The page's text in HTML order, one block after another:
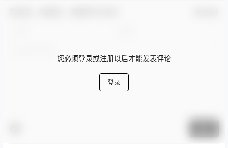
您必须登录或注册以后才能发表评论
登录